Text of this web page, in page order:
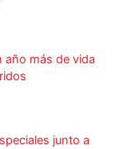
año más de vida
junto a